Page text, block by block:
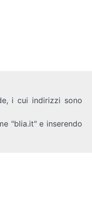
i cui indirizzi sono
"blia.it" e inserendo